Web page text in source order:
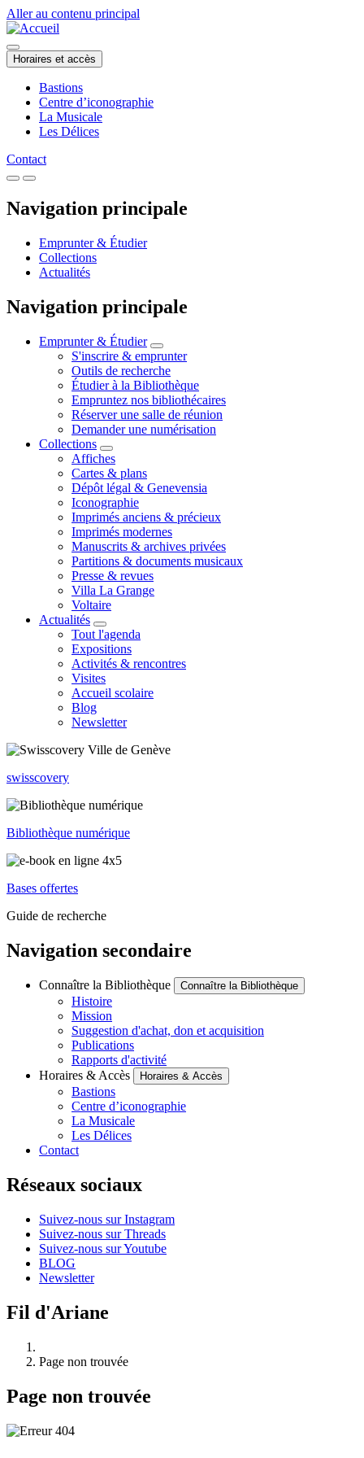
Aller au contenu principal
Horaires et accès
Bastions
Centre d’iconographie
La Musicale
Les Délices
Contact
Navigation principale
Emprunter & Étudier
Collections
Actualités
Navigation principale
Emprunter & Étudier
S'inscrire & emprunter
Outils de recherche
Étudier à la Bibliothèque
Empruntez nos bibliothécaires
Réserver une salle de réunion
Demander une numérisation
Collections
Affiches
Cartes & plans
Dépôt légal & Genevensia
Iconographie
Imprimés anciens & précieux
Imprimés modernes
Manuscrits & archives privées
Partitions & documents musicaux
Presse & revues
Villa La Grange
Voltaire
Actualités
Tout l'agenda
Expositions
Activités & rencontres
Visites
Accueil scolaire
Blog
Newsletter
swisscovery
Bibliothèque numérique
Bases offertes
Guide de recherche
Navigation secondaire
Connaître la Bibliothèque Connaître la Bibliothèque
Histoire
Mission
Suggestion d'achat, don et acquisition
Publications
Rapports d'activité
Horaires & Accès
Horaires & Accès
Bastions
Centre d’iconographie
La Musicale
Les Délices
Contact
Réseaux sociaux
Suivez-nous sur Instagram
Suivez-nous sur Threads
Suivez-nous sur Youtube
BLOG
Newsletter
Fil d'Ariane
Page non trouvée
Page non trouvée